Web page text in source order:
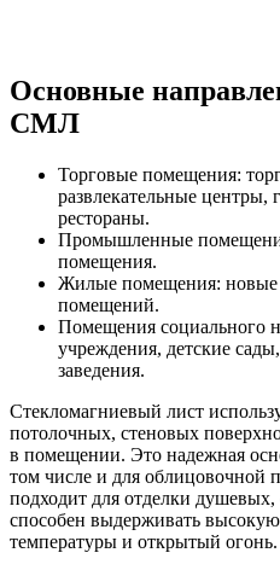
Основные
СМЛ
Торговые помещения:
развлекательные
рестораны.
Промышленные
помещения.
Жилые помещения: новые
помещений.
Помещения социального
учреждения, детские
заведения.
Стекломагниевый лист
потолочных, стеновых
в помещении. Это надежная
том числе и для облицовочной
подходит для отделки душевых,
способен выдерживать
температуры и открытый огонь.